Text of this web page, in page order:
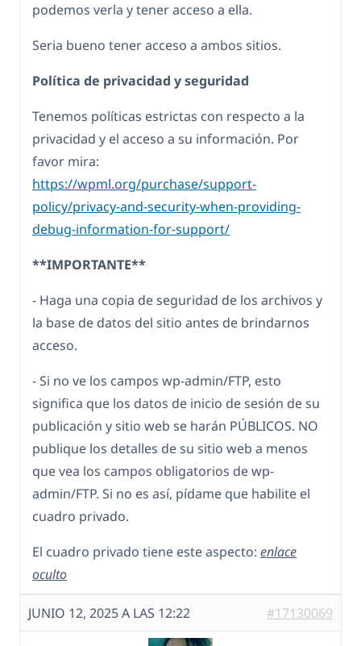
podemos verla y tener acceso a ella.
Seria bueno tener acceso a ambos sitios.
Política de privacidad y seguridad
Tenemos políticas estrictas con respecto a la
privacidad y el acceso a su información. Por
favor mira:
https://wpml.org/purchase/support-
policy/privacy-and-security-when-providing-
debug-information-for-support/
**IMPORTANTE**
- Haga una copia de seguridad de los archivos y
la base de datos del sitio antes de brindarnos
acceso.
- Si no ve los campos wp-admin/FTP, esto
significa que los datos de inicio de sesión de su
publicación y sitio web se harán PÚBLICOS. NO
publique los detalles de su sitio web a menos
que vea los campos obligatorios de wp-
admin/FTP. Si no es así, pídame que habilite el
cuadro privado.
El cuadro privado tiene este aspecto: enlace
oculto
JUNIO 12, 2025 A LAS 12:22 #17130069